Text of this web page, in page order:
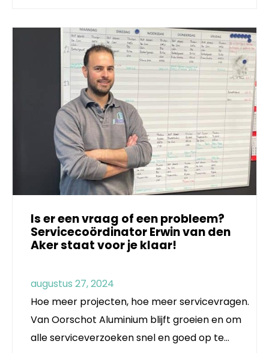
Is er een vraag of een probleem?
Servicecoördinator Erwin van den
Aker staat voor je klaar!
augustus 27, 2024
Hoe meer projecten, hoe meer servicevragen.
Van Oorschot Aluminium blijft groeien en om
alle serviceverzoeken snel en goed op te…